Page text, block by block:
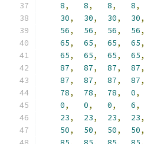
8, 8, 8, 8,
30, 30, 30, 30,
56, 56, 56, 56,
65, 65, 65, 65,
65, 65, 65, 65,
87, 87, 87, 87,
87, 87, 87, 87,
78, 78, 78, 0,
0, 0, 0, 6,
23, 23, 23, 23,
50, 50, 50, 50,